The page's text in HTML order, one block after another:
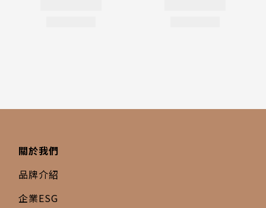
關於我們
品牌介紹
企業ESG